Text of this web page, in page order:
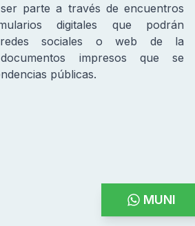
parte a través de encuentros
digitales que podrán
sociales o web de la
impresos que se
públicas.
MUNI